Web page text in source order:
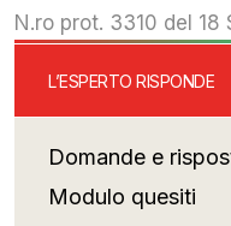
N.ro prot. 3310 del
L’ESPERTO RISPONDE
Domande e
Modulo quesiti